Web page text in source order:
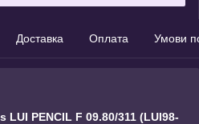
Доставка Оплата Умови
LUI PENCIL F 09.80/311 (LUI98-